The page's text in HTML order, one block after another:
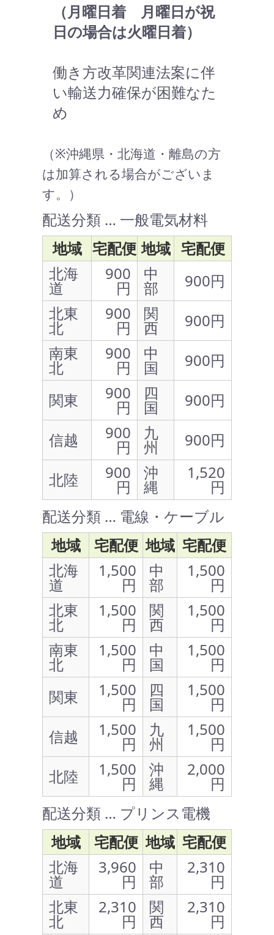
（月曜日着 月曜日が祝
日の場合は火曜日着）
働き方改革関連法案に伴
い輸送力確保が困難なた
め
（※沖縄県・北海道・離島の方
は加算される場合がございま
す。）
配送分類 … 一般電気材料
地域 宅配便 地域 宅配便
北海
道
900
円
中
部
900円
北東
北
900
円
関
西
900円
南東
北
900
円
中
国
900円
関東
900
円
四
国
900円
信越
900
円
九
州
900円
北陸
900
円
沖
縄
1,520
円
配送分類 … 電線・ケーブル
地域
宅配便 地域 宅配便
北海
道
1,500
円
中
部
1,500
円
北東
北
1,500
円
関
西
1,500
円
南東
北
1,500
円
中
国
1,500
円
関東
1,500
円
四
国
1,500
円
信越
1,500
円
九
州
1,500
円
北陸
1,500
円
沖
縄
2,000
円
配送分類 … プリンス電機
地域
宅配便 地域 宅配便
北海
道
3,960
円
中
部
2,310
円
北東
北
2,310
円
関
西
2,310
円